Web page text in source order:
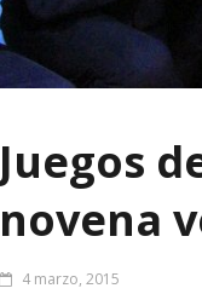
Juegos
novena
4 marzo, 2015